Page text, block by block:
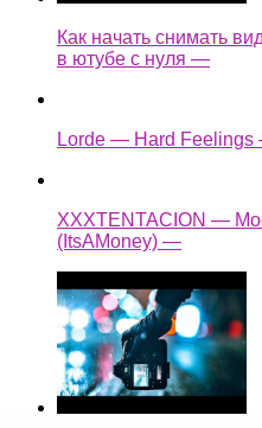
Как начать снимать
в ютубе с нуля —
Lorde — Hard
XXXTENTACION —
(ItsAMoney) —